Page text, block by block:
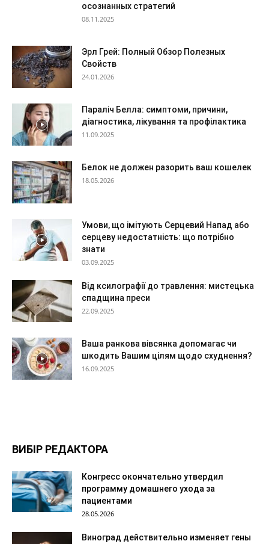
осознанных стратегий
08.11.2025
Эрл Грей: Полный Обзор Полезных
Свойств
24.01.2026
Параліч Белла: симптоми, причини,
діагностика, лікування та профілактика
11.09.2025
Белок не должен разорить ваш кошелек
18.05.2026
Умови, що імітують Серцевий Напад або
серцеву недостатність: що потрібно
знати
03.09.2025
Від ксилографії до травлення: мистецька
спадщина преси
22.09.2025
Ваша ранкова вівсянка допомагає чи
шкодить Вашим цілям щодо схуднення?
16.09.2025
ВИБІР РЕДАКТОРА
Конгресс окончательно утвердил
программу домашнего ухода за
пациентами
28.05.2026
Виноград действительно изменяет гены